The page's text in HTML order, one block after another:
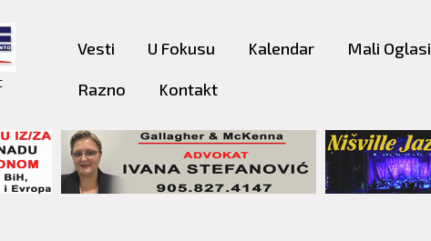
content
Vesti U Fokusu Kalendar Mali Oglasi
Razno Kontakt